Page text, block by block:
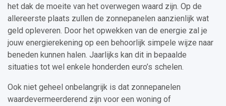
het dak de moeite van het overwegen waard zijn. Op de
allereerste plaats zullen de zonnepanelen aanzienlijk wat
geld opleveren. Door het opwekken van de energie zal je
jouw energierekening op een behoorlijk simpele wijze naar
beneden kunnen halen. Jaarlijks kan dit in bepaalde
situaties tot wel enkele honderden euro’s schelen.
Ook niet geheel onbelangrijk is dat zonnepanelen
waardevermeerderend zijn voor een woning of